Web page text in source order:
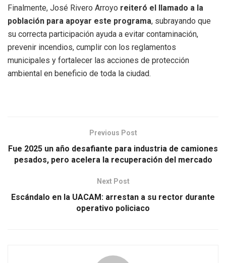
Finalmente, José Rivero Arroyo reiteró el llamado a la
población para apoyar este programa, subrayando que
su correcta participación ayuda a evitar contaminación,
prevenir incendios, cumplir con los reglamentos
municipales y fortalecer las acciones de protección
ambiental en beneficio de toda la ciudad.
Previous Post
Fue 2025 un año desafiante para industria de camiones
pesados, pero acelera la recuperación del mercado
Next Post
Escándalo en la UACAM: arrestan a su rector durante
operativo policiaco